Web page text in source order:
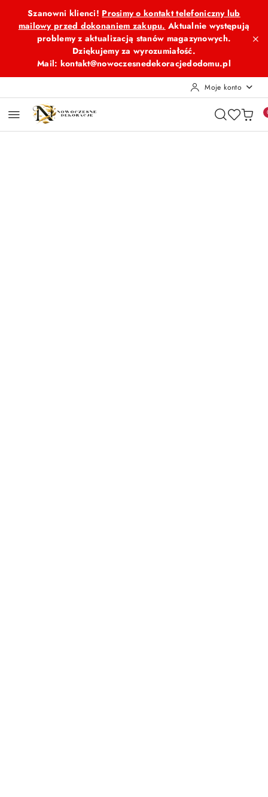
Przejdź do treści głównej
Przejdź do wyszukiwarki
Przejdź do moje konto
Przejdź do menu głównego
Przejdź do opisu produktu
Przejdź do stopki
Szanowni klienci! Prosimy o kontakt telefoniczny lub
mailowy przed dokonaniem zakupu. Aktualnie występują
problemy z aktualizacją stanów magazynowych.
Dziękujemy za wyrozumiałość.
Mail: kontakt@nowoczesnedekoracjedodomu.pl
Moje konto